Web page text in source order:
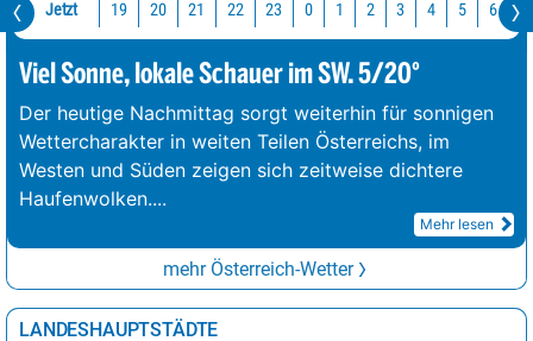
Jetzt 19 20 21 22 23 0 1 2 3 4 5 6 7
Viel Sonne, lokale Schauer im SW. 5/20°
Der heutige Nachmittag sorgt weiterhin für sonnigen
Wettercharakter in weiten Teilen Österreichs, im
Westen und Süden zeigen sich zeitweise dichtere
Haufenwolken....
Mehr lesen
mehr Österreich-Wetter
LANDESHAUPTSTÄDTE